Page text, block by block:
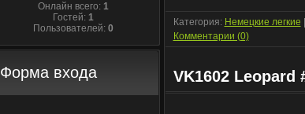
Онлайн всего: 1
Гостей: 1
Пользователей: 0
Форма входа
Категория: Немецкие легкие
Комментарии (0)
VK1602 Leopard